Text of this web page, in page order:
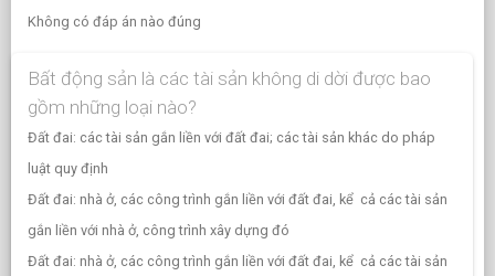
Không có đáp án nào đúng
Bất động sản là các tài sản không di dời được bao
gồm những loại nào?
Đất đai: các tài sản gắn liền với đất đai; các tài sản khác do pháp
luật quy định
Đất đai: nhà ở, các công trình gắn liền với đất đai, kể cả các tài sản
gắn liền với nhà ở, công trình xây dựng đó
Đất đai: nhà ở, các công trình gắn liền với đất đai, kể cả các tài sản